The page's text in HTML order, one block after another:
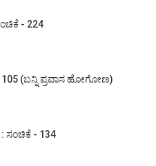
- 224
(ಬನ್ನಿ ಪ್ರವಾಸ ಹೋಗೋಣ)
: ಸಂಚಿಕೆ - 134